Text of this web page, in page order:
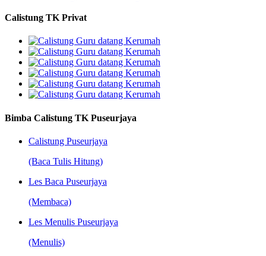
Calistung TK Privat
Bimba Calistung TK Puseurjaya
Calistung Puseurjaya
(Baca Tulis Hitung)
Les Baca Puseurjaya
(Membaca)
Les Menulis Puseurjaya
(Menulis)